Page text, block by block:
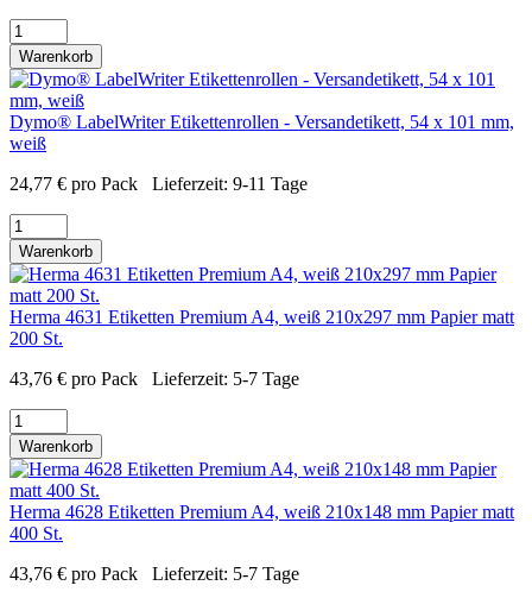
Warenkorb
Dymo® LabelWriter Etikettenrollen - Versandetikett, 54 x 101 mm,
weiß
24,77 € pro Pack Lieferzeit: 9-11 Tage
Warenkorb
Herma 4631 Etiketten Premium A4, weiß 210x297 mm Papier matt
200 St.
43,76 € pro Pack Lieferzeit: 5-7 Tage
Warenkorb
Herma 4628 Etiketten Premium A4, weiß 210x148 mm Papier matt
400 St.
43,76 € pro Pack Lieferzeit: 5-7 Tage